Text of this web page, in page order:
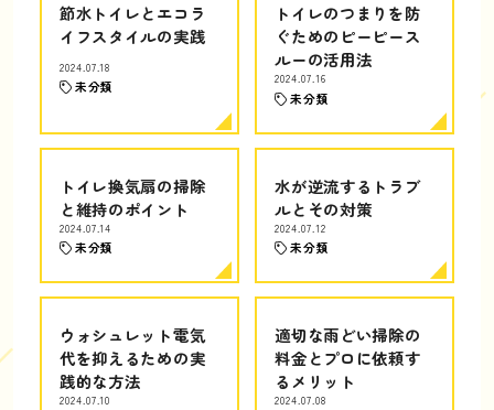
節水トイレとエコラ
イフスタイルの実践
2024.07.18
未分類
トイレのつまりを防
ぐためのピーピース
ルーの活用法
2024.07.16
未分類
トイレ換気扇の掃除
と維持のポイント
2024.07.14
未分類
水が逆流するトラブ
ルとその対策
2024.07.12
未分類
ウォシュレット電気
代を抑えるための実
践的な方法
2024.07.10
適切な雨どい掃除の
料金とプロに依頼す
るメリット
2024.07.08